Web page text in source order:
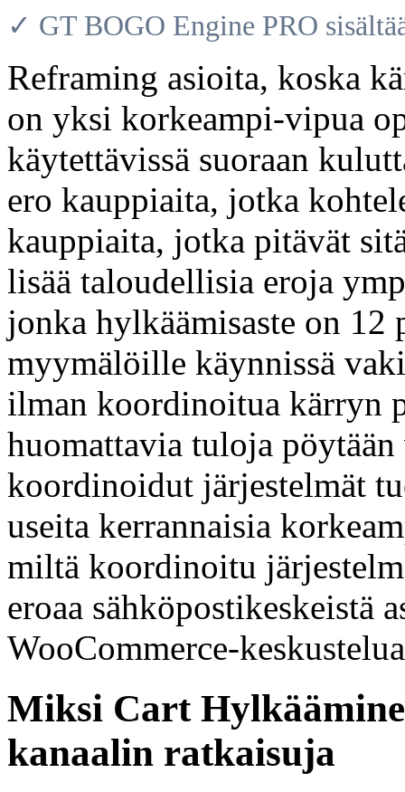
✓ GT BOGO Engine PRO
Reframing asioita, koska
on yksi korkeampi-vipua
käytettävissä suoraan
ero kauppiaita, jotka
kauppiaita, jotka pitävät
lisää taloudellisia eroja
jonka hylkäämisaste on
myymälöille käynnissä
ilman koordinoitua kärryn
huomattavia tuloja
koordinoidut järjestelmät
useita kerrannaisia
miltä koordinoitu
eroaa sähköpostikeskeistä
WooCommerce-
Miksi Cart
kanaalin ratkaisuja